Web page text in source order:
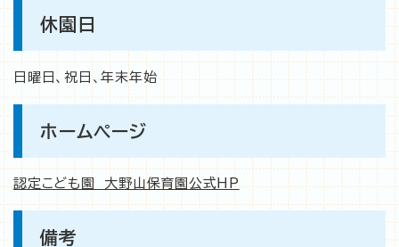
休園日
日曜日、祝日、年末年始
ホームページ
認定こども園 大野山保育園公式HP
備考